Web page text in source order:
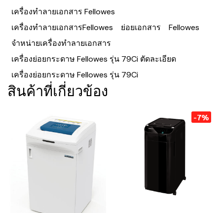
เครื่องทำลายเอกสาร Fellowes
เครื่องทำลายเอกสารFellowes
ย่อยเอกสาร
Fellowes
จำหน่ายเครื่องทำลายเอกสาร
เครื่องย่อยกระดาษ Fellowes รุ่น 79Ci ตัดละเอียด
เครื่องย่อยกระดาษ Fellowes รุ่น 79Ci
สินค้าที่เกี่ยวข้อง
-7%